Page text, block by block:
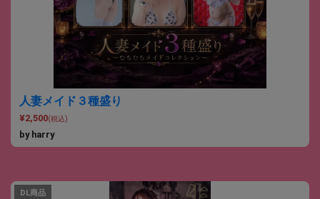
人妻メイド３種盛り
¥2,500(税込)
by harry
DL商品